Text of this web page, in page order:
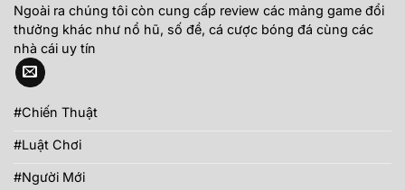
Ngoài ra chúng tôi còn cung cấp review các mảng game đổi
thưởng khác như nổ hũ, số đề, cá cược bóng đá cùng các
nhà cái uy tín
#Chiến Thuật
#Luật Chơi
#Người Mới